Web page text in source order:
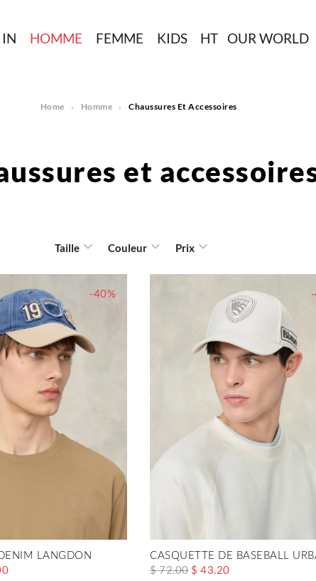
HOMME FEMME KIDS HT OUR WORLD
Home Homme Chaussures Et Accessoires
et
Taille Couleur Prix
-40%
LANGDON CASQUETTE DE BASEBALL
$ 72.00 $ 43.20